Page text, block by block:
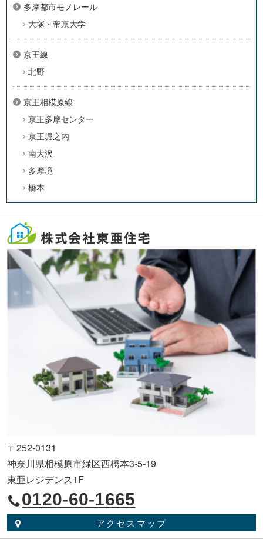
多摩都市モノレール
大塚・帝京大学
京王線
北野
京王相模原線
京王多摩センター
京王堀之内
南大沢
多摩境
橋本
〒252-0131
神奈川県相模原市緑区西橋本3-5-19
東亜レジデンス1F
0120-60-1665
アクセスマップ